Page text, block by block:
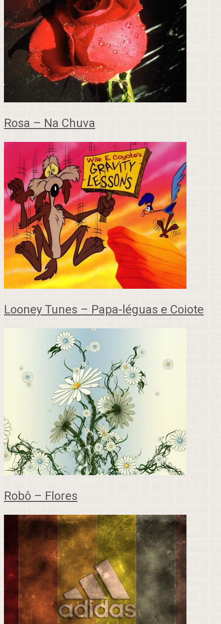
Rosa – Na Chuva
Looney Tunes – Papa-léguas e Coiote
Robô – Flores